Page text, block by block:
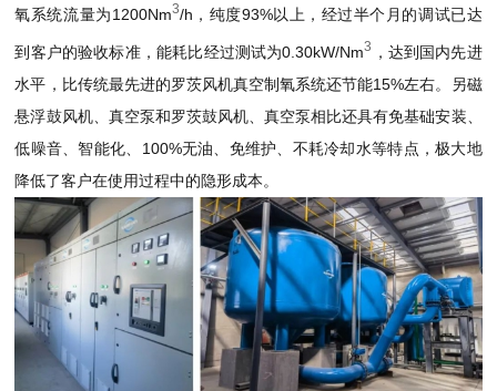
氧系统流量为1200Nm3/h，纯度93%以上，经过半个月的调试已达
到客户的验收标准，能耗比经过测试为0.30kW/Nm3
，达到国内先进
水平，比传统最先进的罗茨风机真空制氧系统还节能15%左右。另磁
悬浮鼓风机、真空泵和罗茨鼓风机、真空泵相比还具有免基础安装、
低噪音、智能化、100%无油、免维护、不耗冷却水等特点，极大地
降低了客户在使用过程中的隐形成本。